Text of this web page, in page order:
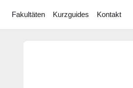
Fakultäten
Kurzguides Kontakt